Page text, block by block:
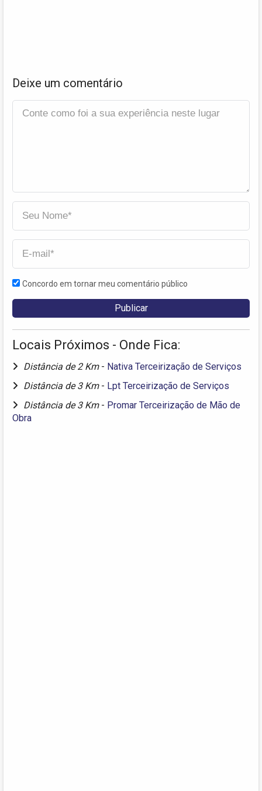
Deixe um comentário
Concordo em tornar meu comentário público
Locais Próximos - Onde Fica:
Distância de 2 Km - Nativa Terceirização de Serviços
Distância de 3 Km - Lpt Terceirização de Serviços
Distância de 3 Km - Promar Terceirização de Mão de
Obra